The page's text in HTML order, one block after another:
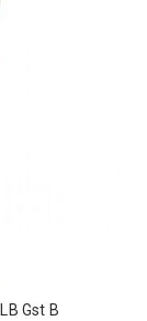
Gst B